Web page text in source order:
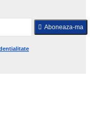
Aboneaza-ma